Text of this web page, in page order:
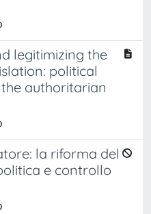
legitimizing the
political
authoritarian
la riforma del
e controllo